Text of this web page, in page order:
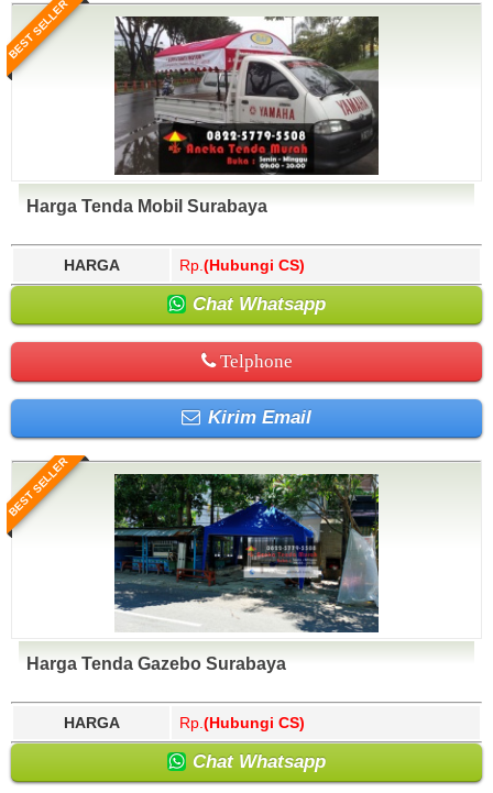
BEST SELLER
Harga Tenda Mobil Surabaya
HARGA Rp. (Hubungi CS)
Chat Whatsapp
Telphone
Kirim Email
BEST SELLER
Harga Tenda Gazebo Surabaya
HARGA Rp. (Hubungi CS)
Chat Whatsapp